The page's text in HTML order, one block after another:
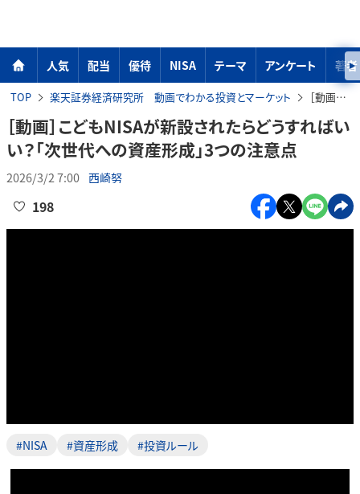
人気 配当 優待 NISA テーマ アンケート 著者
TOP 楽天証券経済研究所 動画でわかる投資とマーケット ［動画］こどもNISAが新設されたらどうすればいい？「次世代への資産形成」3つの注意点
［動画］こどもNISAが新設されたらどうすればい
い？「次世代への資産形成」3つの注意点
2026/3/2 7:00 西崎努
198
#NISA #資産形成 #投資ルール